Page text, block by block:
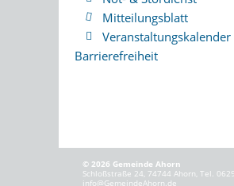
Mitteilungsblatt
Veranstaltungskalender
Barrierefreiheit
© 2026 Gemeinde Ahorn
Schloßstraße 24, 74744 Ahorn, Tel.
info@GemeindeAhorn.de